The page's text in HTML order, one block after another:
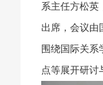
系主任方松英
出席，会议由
围绕国际关系
点等展开研讨